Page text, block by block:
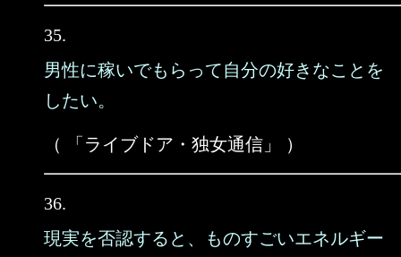
35.
男性に稼いでもらって自分の好きなことを
したい。
（ 「ライブドア・独女通信」 ）
36.
現実を否認すると、ものすごいエネルギー